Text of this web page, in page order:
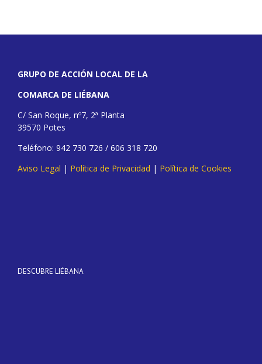
GRUPO DE ACCIÓN LOCAL DE LA
COMARCA DE LIÉBANA
C/ San Roque, nº7, 2ª Planta
39570 Potes
Teléfono: 942 730 726 / 606 318 720
Aviso Legal | Política de Privacidad | Política de Cookies
DESCUBRE LIÉBANA